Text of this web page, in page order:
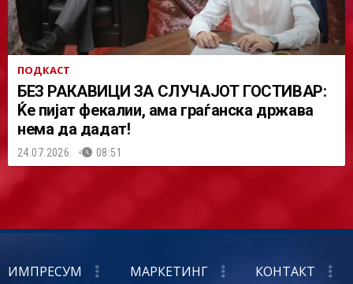
ПОДКАСТ
БЕЗ РАКАВИЦИ ЗА СЛУЧАЈОТ ГОСТИВАР:
Ќе пијат фекалии, ама граѓанска држава
нема да дадат!
24.07.2026. 08:51
ИМПРЕСУМ МАРКЕТИНГ КОНТАКТ